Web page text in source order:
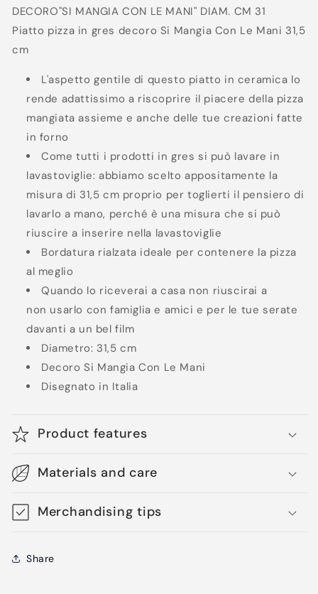
DECORO"SI MANGIA CON LE MANI" DIAM. CM 31
Piatto pizza in gres decoro Si Mangia Con Le Mani 31,5
cm
L'aspetto gentile di questo piatto in ceramica lo
rende adattissimo a riscoprire il piacere della pizza
mangiata assieme e anche delle tue creazioni fatte
in forno
Come tutti i prodotti in gres si può lavare in
lavastoviglie: abbiamo scelto appositamente la
misura di 31,5 cm proprio per toglierti il pensiero di
lavarlo a mano, perché è una misura che si può
riuscire a inserire nella lavastoviglie
Bordatura rialzata ideale per contenere la pizza
al meglio
Quando lo riceverai a casa non riuscirai a
non usarlo con famiglia e amici e per le tue serate
davanti a un bel film
Diametro: 31,5 cm
Decoro Si Mangia Con Le Mani
Disegnato in Italia
Product features
Materials and care
Merchandising tips
Share